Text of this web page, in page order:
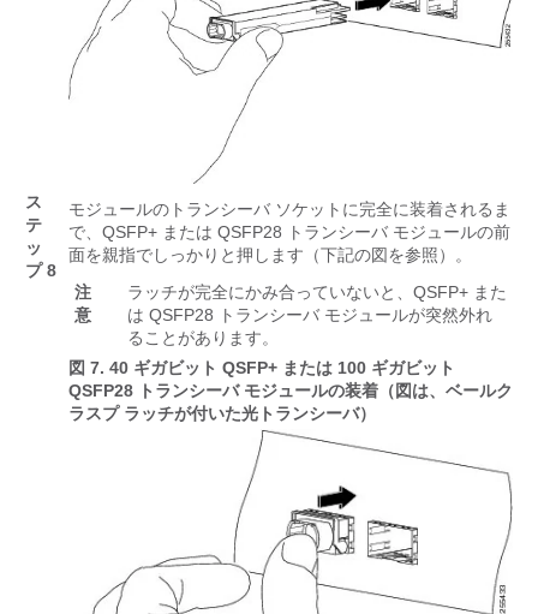
ス
テ
ッ
プ 8
モジュールのトランシーバ ソケットに完全に装着されるま
で、QSFP+ または QSFP28 トランシーバ モジュールの前
面を親指でしっかりと押します（下記の図を参照）。
注
意
ラッチが完全にかみ合っていないと、QSFP+ また
は QSFP28 トランシーバ モジュールが突然外れ
ることがあります。
図 7. 40 ギガビット QSFP+ または 100 ギガビット
QSFP28 トランシーバ モジュールの装着（図は、ベールク
ラスプ ラッチが付いた光トランシーバ）